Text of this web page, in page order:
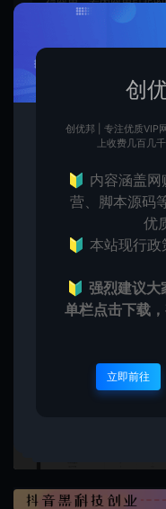
承担，本平台所属公司
值得一看
https://
京东小程序赏金活动
创优 创
创
创优邦 | 专注优质VIP
上收费几百几
🔰 内容涵盖网
营、脚本源码
优
🔰 本站现行政
🔰强烈建议
单栏点击下载
立即前往